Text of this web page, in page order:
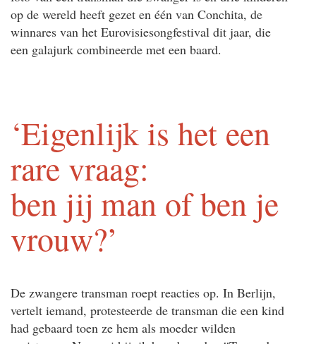
op de wereld heeft gezet en één van Conchita, de
winnares van het Eurovisiesongfestival dit jaar, die
een galajurk combineerde met een baard.
‘Eigenlijk is het een
rare vraag:
ben jij man of ben je
vrouw?’
De zwangere transman roept reacties op. In Berlijn,
vertelt iemand, protesteerde de transman die een kind
had gebaard toen ze hem als moeder wilden